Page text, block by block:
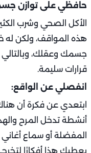
حافظي على توازن
الأكل الصحي وشرب
هذه المواقف، ولكن
جسمك وعقلك،
قرارات سليمة.
انفصلي عن الواقع:
ابتعدي عن فكرة أن
أنشطة تدخل المرح
المفضلة أو سماع
يعطيك هذا أفكارًا